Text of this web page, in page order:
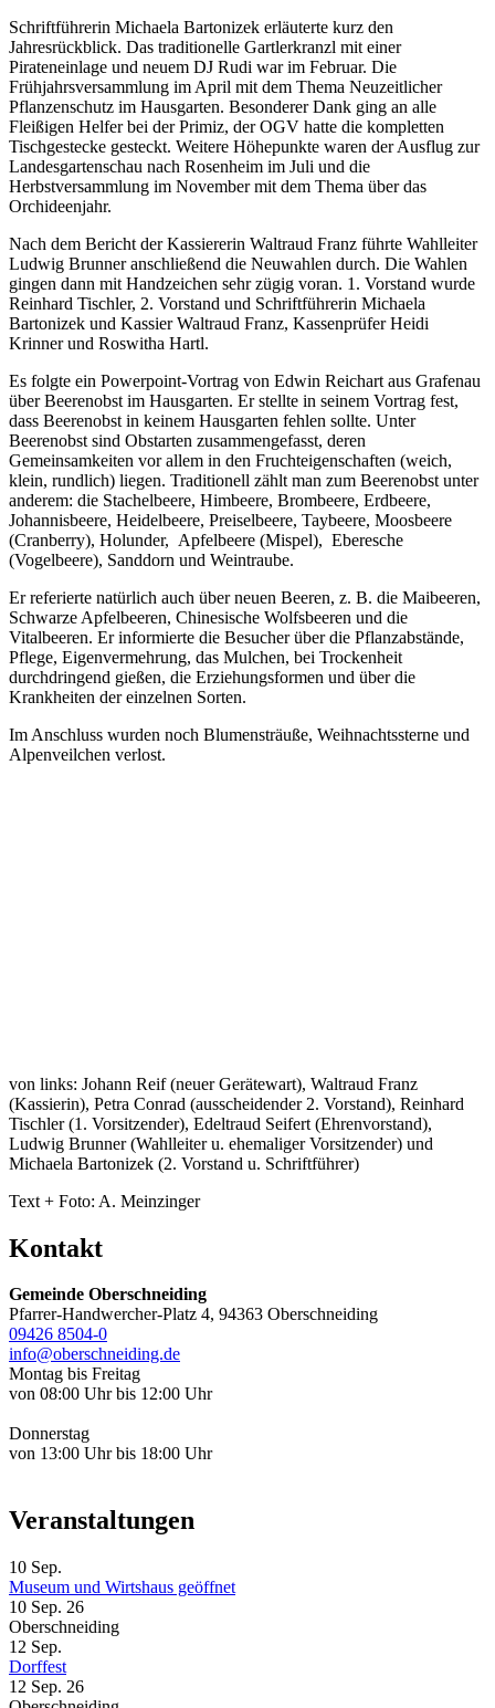
Schriftführerin Michaela Bartonizek erläuterte kurz den
Jahresrückblick. Das traditionelle Gartlerkranzl mit einer
Pirateneinlage und neuem DJ Rudi war im Februar. Die
Frühjahrsversammlung im April mit dem Thema Neuzeitlicher
Pflanzenschutz im Hausgarten. Besonderer Dank ging an alle
Fleißigen Helfer bei der Primiz, der OGV hatte die kompletten
Tischgestecke gesteckt. Weitere Höhepunkte waren der Ausflug zur
Landesgartenschau nach Rosenheim im Juli und die
Herbstversammlung im November mit dem Thema über das
Orchideenjahr.
Nach dem Bericht der Kassiererin Waltraud Franz führte Wahlleiter
Ludwig Brunner anschließend die Neuwahlen durch. Die Wahlen
gingen dann mit Handzeichen sehr zügig voran. 1. Vorstand wurde
Reinhard Tischler, 2. Vorstand und Schriftführerin Michaela
Bartonizek und Kassier Waltraud Franz, Kassenprüfer Heidi
Krinner und Roswitha Hartl.
Es folgte ein Powerpoint-Vortrag von Edwin Reichart aus Grafenau
über Beerenobst im Hausgarten. Er stellte in seinem Vortrag fest,
dass Beerenobst in keinem Hausgarten fehlen sollte. Unter
Beerenobst sind Obstarten zusammengefasst, deren
Gemeinsamkeiten vor allem in den Fruchteigenschaften (weich,
klein, rundlich) liegen. Traditionell zählt man zum Beerenobst unter
anderem: die Stachelbeere, Himbeere, Brombeere, Erdbeere,
Johannisbeere, Heidelbeere, Preiselbeere, Taybeere, Moosbeere
(Cranberry), Holunder, Apfelbeere (Mispel), Eberesche
(Vogelbeere), Sanddorn und Weintraube.
Er referierte natürlich auch über neuen Beeren, z. B. die Maibeeren,
Schwarze Apfelbeeren, Chinesische Wolfsbeeren und die
Vitalbeeren. Er informierte die Besucher über die Pflanzabstände,
Pflege, Eigenvermehrung, das Mulchen, bei Trockenheit
durchdringend gießen, die Erziehungsformen und über die
Krankheiten der einzelnen Sorten.
Im Anschluss wurden noch Blumensträuße, Weihnachtssterne und
Alpenveilchen verlost.
von links: Johann Reif (neuer Gerätewart), Waltraud Franz
(Kassierin), Petra Conrad (ausscheidender 2. Vorstand), Reinhard
Tischler (1. Vorsitzender), Edeltraud Seifert (Ehrenvorstand),
Ludwig Brunner (Wahlleiter u. ehemaliger Vorsitzender) und
Michaela Bartonizek (2. Vorstand u. Schriftführer)
Text + Foto: A. Meinzinger
Kontakt
Gemeinde Oberschneiding
Pfarrer-Handwercher-Platz 4, 94363 Oberschneiding
09426 8504-0
info@oberschneiding.de
Montag bis Freitag
von 08:00 Uhr bis 12:00 Uhr
Donnerstag
von 13:00 Uhr bis 18:00 Uhr
Veranstaltungen
10 Sep.
Museum und Wirtshaus geöffnet
10 Sep. 26
Oberschneiding
12 Sep.
Dorffest
12 Sep. 26